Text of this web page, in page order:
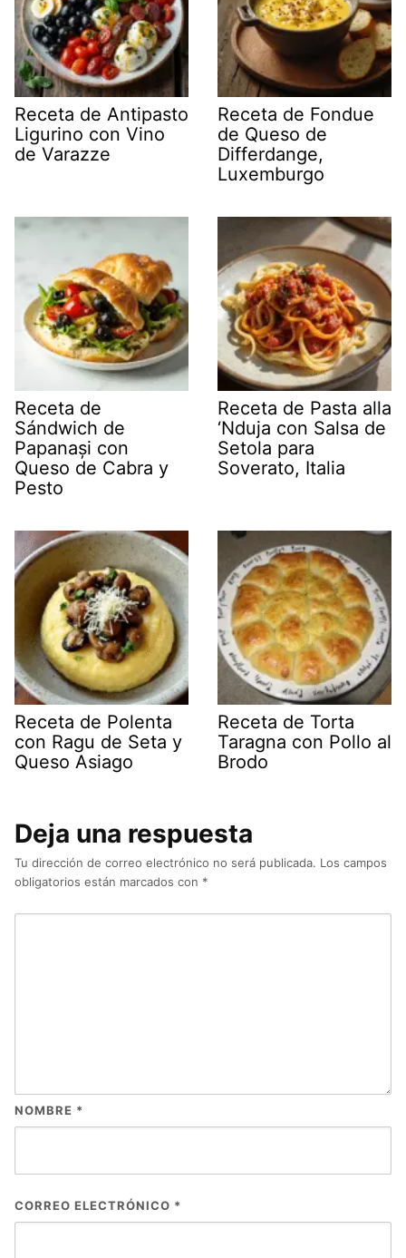
Receta de Antipasto
Ligurino con Vino
de Varazze
Receta de Fondue
de Queso de
Differdange,
Luxemburgo
Receta de
Sándwich de
Papanași con
Queso de Cabra y
Pesto
Receta de Pasta alla
‘Nduja con Salsa de
Setola para
Soverato, Italia
Receta de Polenta
con Ragu de Seta y
Queso Asiago
Receta de Torta
Taragna con Pollo al
Brodo
Deja una respuesta
Tu dirección de correo electrónico no será publicada. Los campos
obligatorios están marcados con *
NOMBRE *
CORREO ELECTRÓNICO *